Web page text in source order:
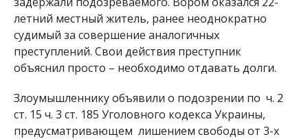
летний местный житель, ранее неоднократно
судимый за совершение аналогичных
преступлений. Свои действия преступник
объяснил просто – необходимо отдавать долги.
Злоумышленнику объявили о подозрении по ч. 2
ст. 15 ч. 3 ст. 185 Уголовного кодекса Украины,
предусматривающем лишением свободы от 3-х